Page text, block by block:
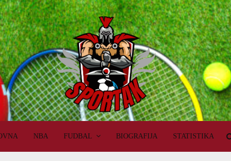
NBA FUDBAL BIOGRAFIJA STATISTIKA